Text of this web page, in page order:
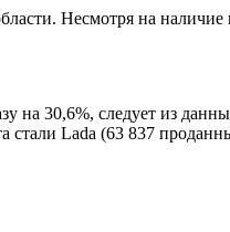
Несмотря на
30,6%, следует из
Lada (63 837